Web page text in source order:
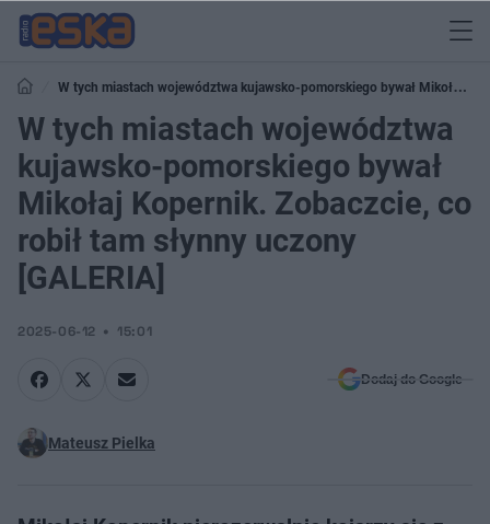
W tych miastach województwa kujawsko-pomorskiego bywał Mikołaj
Kopernik. Zobaczcie, co robił tam słynny uczony [GALERIA]
W tych miastach województwa
kujawsko-pomorskiego bywał
Mikołaj Kopernik. Zobaczcie, co
robił tam słynny uczony
[GALERIA]
2025-06-12 15:01
Dodaj do Google
Mateusz Pielka